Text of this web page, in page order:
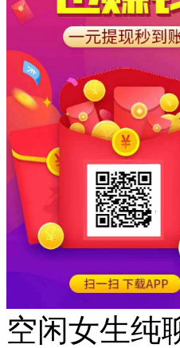
空闲女生纯